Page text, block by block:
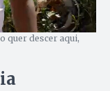
quer descer aqui,